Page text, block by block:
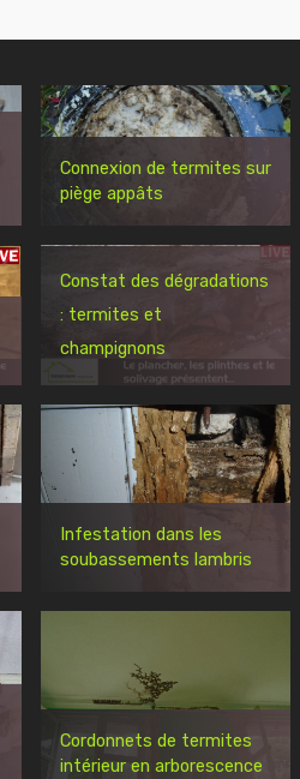
Connexion de termites sur
piège appâts
Constat des dégradations
: termites et
champignons
Infestation dans les
soubassements lambris
Cordonnets de termites
intérieur en arborescence